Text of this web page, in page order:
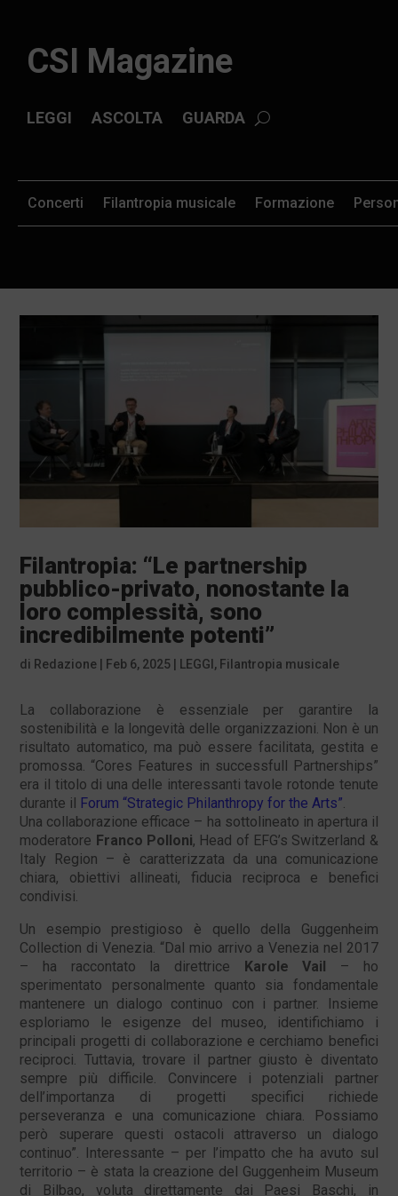
CSI Magazine
ASCOLTA GUARDA
LEGGI
Formazione
Concerti Filantropia musicale
Filantropia: “Le partnership
pubblico-privato, nonostante la
loro complessità, sono
incredibilmente potenti”
di Redazione Feb 6, 2025 LEGGI , Filantropia musicale
La collaborazione è essenziale per garantire la
sostenibilità e la longevità delle organizzazioni. Non è un
risultato automatico, ma può essere facilitata, gestita e
promossa. “Cores Features in successfull Partnerships”
era il titolo di una delle interessanti tavole rotonde tenute
durante il
Forum “Strategic Philanthropy for the Arts”.
Una collaborazione efficace – ha sottolineato in apertura il
moderatore Franco Polloni, Head of EFG’s Switzerland &
Italy Region – è caratterizzata da una comunicazione
chiara, obiettivi allineati, fiducia reciproca e benefici
condivisi.
Un esempio prestigioso è quello della Guggenheim
Collection di Venezia. “Dal mio arrivo a Venezia nel 2017
– ha raccontato la direttrice
Karole Vail
– ho
sperimentato personalmente quanto sia fondamentale
mantenere un dialogo continuo con i partner. Insieme
esploriamo le esigenze del museo, identifichiamo i
principali progetti di collaborazione e cerchiamo benefici
reciproci. Tuttavia, trovare il partner giusto è diventato
sempre più difficile. Convincere i potenziali partner
dell’importanza di progetti specifici richiede
perseveranza e una comunicazione chiara. Possiamo
però superare questi ostacoli attraverso un dialogo
continuo”. Interessante – per l’impatto che ha avuto sul
territorio – è stata la creazione del Guggenheim Museum
di Bilbao, voluta direttamente dai Paesi Baschi, in